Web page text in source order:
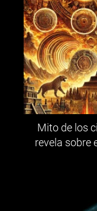
Mito de los
revela sobre